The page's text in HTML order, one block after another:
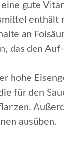
gute
an
das den
hohe
für den
ausüben.